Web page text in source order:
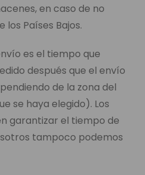
en caso de no
Países Bajos.
es el tiempo que
después que el envío
de la zona del
se haya elegido). Los
garantizar el tiempo de
tampoco podemos